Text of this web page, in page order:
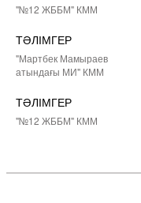
"№12 ЖББМ" КММ
ТӘЛІМГЕР
"Мартбек Мамыраев
атындағы МИ" КММ
ТӘЛІМГЕР
"№12 ЖББМ" КММ